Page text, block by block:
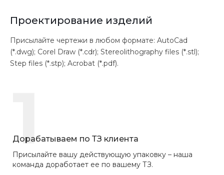
Проектирование изделий
Присылайте чертежи в любом формате: AutoCad
(*.dwg); Corel Draw (*.cdr); Stereolithography files (*.stl);
Step files (*.stp); Acrobat (*.pdf).
1
Дорабатываем по ТЗ клиента
Присылайте вашу действующую упаковку – наша
команда доработает ее по вашему ТЗ.